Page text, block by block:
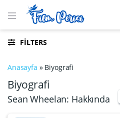
FILTERS
Anasayfa » Biyografi
Biyografi
Sean Wheelan: Hakkında